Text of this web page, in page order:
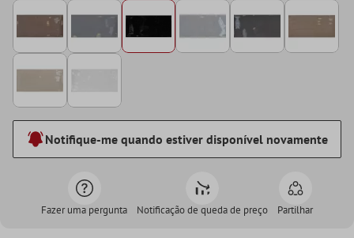
Notifique-me quando estiver disponível novamente
Fazer uma pergunta Notificação de queda de preço Partilhar